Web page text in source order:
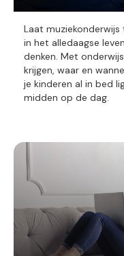
Laat
in het alledaagse
denken. Met
krijgen, waar en
je kinderen al in bed
midden op de dag.